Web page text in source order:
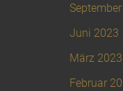
Juni 2023
März 2023
Februar